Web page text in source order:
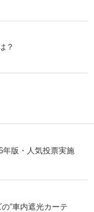
？
年版・人気投票実施
“車内遮光カーテ